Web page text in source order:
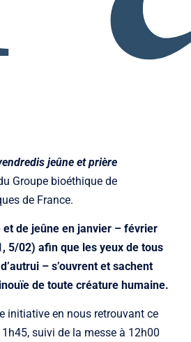
jeûne et prière
Groupe bioéthique de
de France.
de jeûne en janvier – février
5/02) afin que les yeux de tous
– s’ouvrent et sachent
de toute créature humaine.
initiative en nous retrouvant ce
suivi de la messe à 12h00